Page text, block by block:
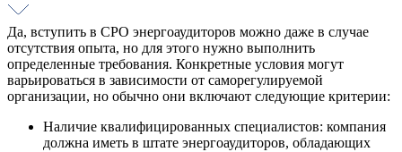
Да, вступить в СРО энергоаудиторов можно даже в случае
отсутствия опыта, но для этого нужно выполнить
определенные требования. Конкретные условия могут
варьироваться в зависимости от саморегулируемой
организации, но обычно они включают следующие критерии:
Наличие квалифицированных специалистов: компания
должна иметь в штате энергоаудиторов, обладающих